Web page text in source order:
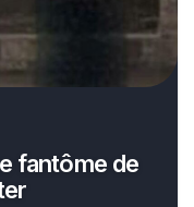
fantôme de